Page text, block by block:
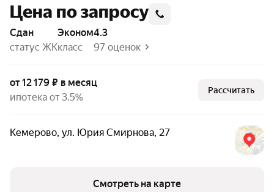
Цена по запросу
Сдан
статус ЖК
эконом
класс
4.3
97 оценок
от 12 179 ₽ в месяц
ипотека от 3.5%
Рассчитать
Кемерово, ул. Юрия Смирнова, 27
Смотреть на карте